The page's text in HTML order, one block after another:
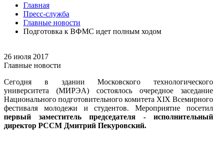
Главная
Пресс-служба
Главные новости
Подготовка к ВФМС идет полным ходом
26 июля 2017
Главные новости
Сегодня в здании Московского технологического
университета (МИРЭА) состоялось очередное заседание
Национального подготовительного комитета XIX Всемирного
фестиваля молодежи и студентов. Мероприятие посетил
первый заместитель председателя - исполнительный
директор РССМ Дмитрий Пекуровский.